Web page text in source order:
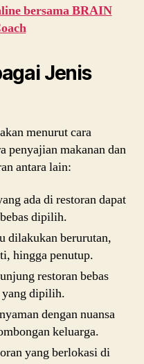
bersama BRAIN
Jenis
menurut cara
penyajian makanan dan
antara lain:
ada di restoran dapat
dipilih.
dilakukan berurutan,
hingga penutup.
restoran bebas
yang dipilih.
dengan nuansa
keluarga.
yang berlokasi di